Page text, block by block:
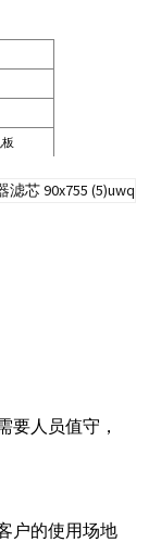
要人员值守，
户的使用场地